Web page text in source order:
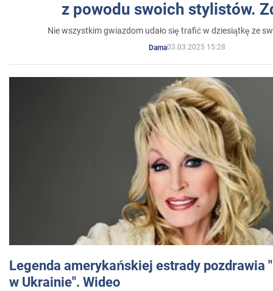
z powodu swoich stylistów.
Nie wszystkim gwiazdom udało się trafić w dziesiątkę ze
Dama03.03.2025 15:28
Legenda amerykańskiej estrady pozdrawia
w Ukrainie". Wideo